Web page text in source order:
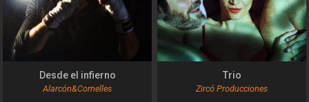
Desde el infierno
Alarcón&Cornelles
Trio
Zircó Producciones